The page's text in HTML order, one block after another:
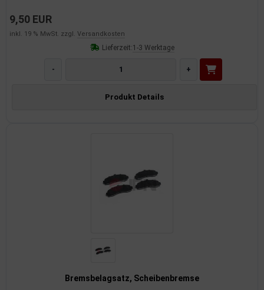
9,50 EUR
inkl. 19 % MwSt. zzgl. Versandkosten
Lieferzeit:1-3 Werktage
- +
Produkt Details
Bremsbelagsatz, Scheibenbremse